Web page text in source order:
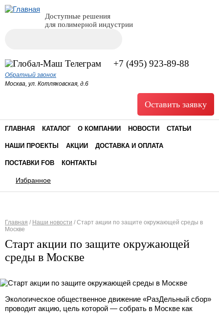
Доступные решения
для полимерной индустрии
+7 (495) 923-89-88
Обратный звонок
Москва, ул. Котляковская, д.6
Оставить заявку
ГЛАВНАЯ КАТАЛОГ О КОМПАНИИ НОВОСТИ СТАТЬИ
НАШИ ПРОЕКТЫ АКЦИИ ДОСТАВКА И ОПЛАТА
ПОСТАВКИ FOB КОНТАКТЫ
Избранное
Вы здесь
Главная / Наши новости / Старт акции по защите окружающей среды в
Москве
Старт акции по защите окружающей
среды в Москве
Экологическое общественное движение «РазДельный сбор»
проводит акцию, цель которой — собрать в Москве как